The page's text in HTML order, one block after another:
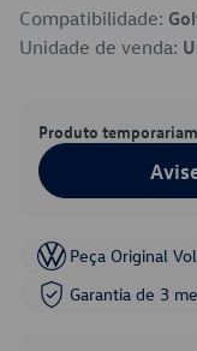
Compatibilidade:
Unidade de venda:
Produto
Peça Original
Garantia de 3